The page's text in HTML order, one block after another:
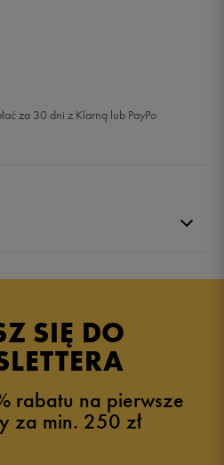
za 30 dni z Klarną lub PayPo
5.0
przez
SIĘ DO
rabatu na pierwsze
za min. 250 zł